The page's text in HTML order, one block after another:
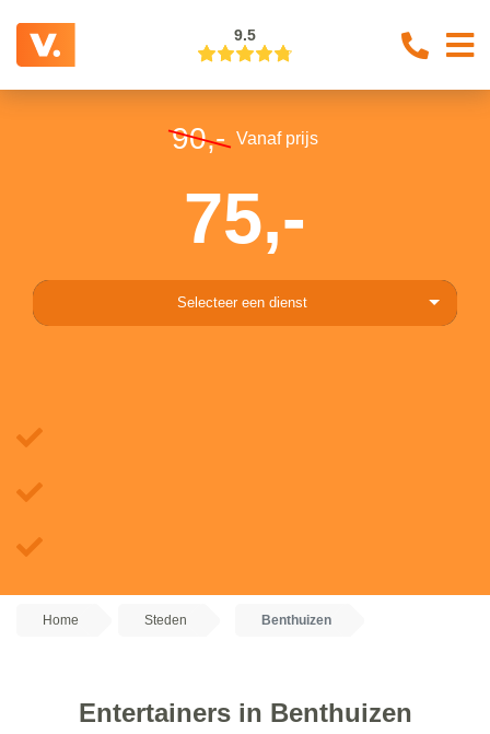
9.5
90,- Vanaf prijs
75,-
Selecteer een dienst
Home Steden Benthuizen
Entertainers in Benthuizen